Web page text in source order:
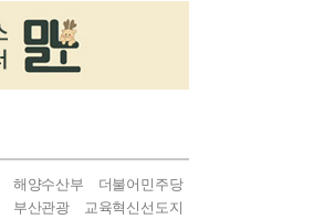
해양수산부
더불어민주당
부산관광
교육혁신선도지